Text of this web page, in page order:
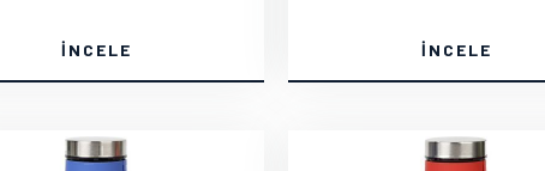
İNCELE İNCELE